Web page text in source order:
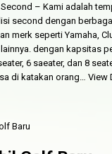
– Kami adalah
second dengan
merk seperti Yamaha,
dengan kapsitas
6 saeater, dan 8
di katakan orang…View